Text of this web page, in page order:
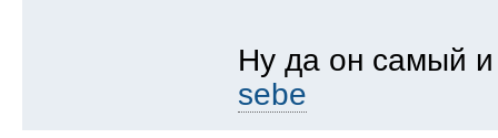
Ну да он самый
sebe